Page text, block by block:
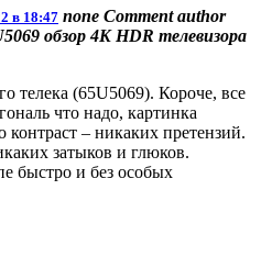
в 18:47 none Comment author
обзор 4K HDR телевизора
телека (65U5069). Короче, все
что надо, картинка
контраст – никаких претензий.
затыков и глюков.
быстро и без особых